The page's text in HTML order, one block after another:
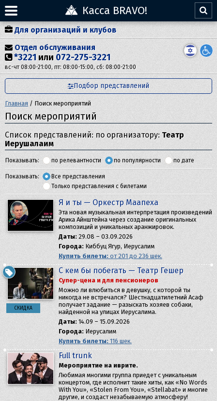
Касса BRAVO!
Для организаций и клубов
Отдел обслуживания
*3221 или 072-275-3221
вс-чт 08:00-21:00, пт: 08:00-15:00, сб: 08:00-21:00
Подбор представлений
Главная / Поиск мероприятий
Поиск мероприятий
Список представлений: по организатору: Театр
Иерушалаим
Показывать: по релевантности по популярности по дате
Показывать:
Все представления
Только представления с билетами
Я и ты — Оркестр Маапеха
Эта новая музыкальная интерпретация произведений
Арика Айнштейна через создание оригинальных
композиций и уникальных аранжировок.
Даты: 29.08 – 03.09.2026
Города: Киббуц Ягур, Иерусалим
Купить билеты: от 201 до 236 шек.
СКИДКА
С кем бы побегать — Театр Гешер
Супер-цена и для пенсионеров
Можно ли влюбиться в девушку, с которой ты
никогда не встречался? Шестнадцатилетний Асаф
получает задание — разыскать хозяев собаки,
найденной на улицах Иерусалима.
Даты: 14.09 – 15.09.2026
Города: Иерусалим
Купить билеты: 116 шек.
Full trunk
Мероприятие на иврите.
Любимая многими группа приедет с уникальным
концертом, где исполнит такие хиты, как «No Words
With You», «Stolen From You», «Stellabat» и многие
другие, и создаст незабываемую атмосферу!